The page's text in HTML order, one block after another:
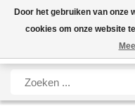
Nieuwe levertijd: 1 tot 3
Carfume met
Door het gebruiken van onze
cookies om onze website